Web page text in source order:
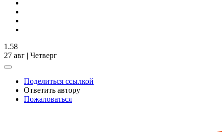
1.58
27 авг | Четверг
Поделиться ссылкой
Ответить автору
Пожаловаться